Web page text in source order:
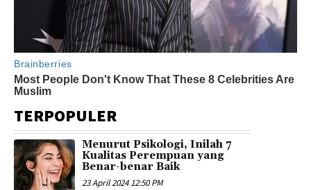
TERPOPULER
Menurut Psikologi, Inilah 7
Kualitas Perempuan yang
Benar-benar Baik
23 April 2024 12:50 PM